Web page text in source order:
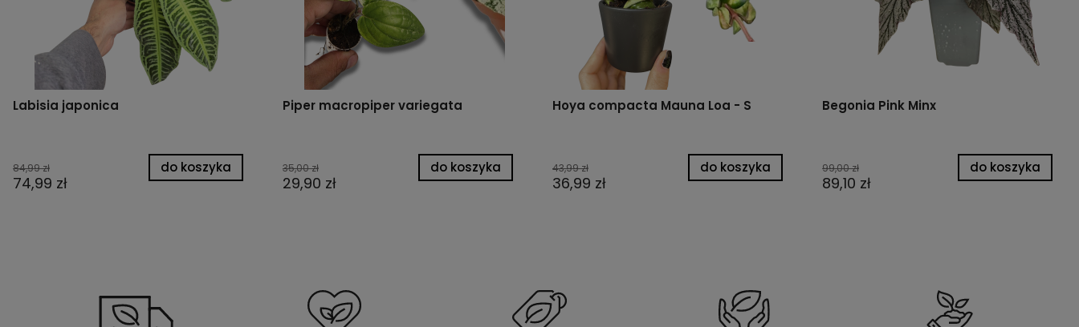
Labisia japonica
84,99 zł
74,99 zł
do koszyka
Piper macropiper variegata
35,00 zł
29,90 zł
do koszyka
Hoya compacta Mauna Loa - S
43,99 zł
36,99 zł
do koszyka
Begonia Pink Minx
99,00 zł
89,10 zł
do koszyka